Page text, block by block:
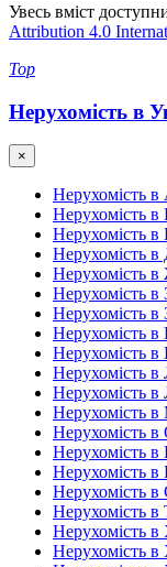
Увесь вміст
Attribution 4.0
Top
Нерухомість в
×
Нерухомість
Нерухомість в
Нерухомість в
Нерухомість в
Нерухомість в
Нерухомість в
Нерухомість в
Нерухомість в
Нерухомість в
Нерухомість в
Нерухомість в
Нерухомість в
Нерухомість в
Нерухомість в
Нерухомість в
Нерухомість в
Нерухомість в
Нерухомість в
Нерухомість в